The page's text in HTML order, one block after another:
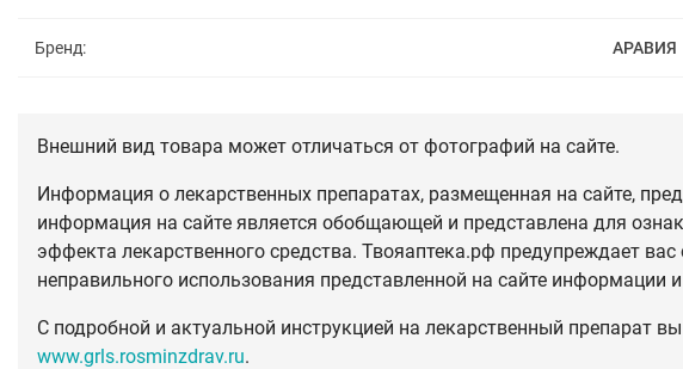
Бренд: АРАВИЯ
Внешний вид товара может отличаться от фотографий на сайте.
Информация о лекарственных препаратах, размещенная на сайте,
информация на сайте является обобщающей и представлена для
эффекта лекарственного средства. Твояаптека.рф предупреждает
неправильного использования представленной на сайте
С подробной и актуальной инструкцией на лекарственный препарат
www.grls.rosminzdrav.ru.